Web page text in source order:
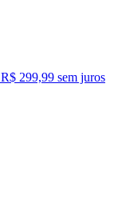
R$ 299,99 sem juros